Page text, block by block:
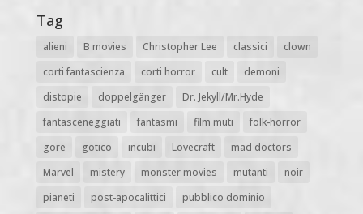
Tag
alieni B movies Christopher Lee classici
clown
corti fantascienza
corti horror cult
demoni
distopie
doppelgänger
Dr. Jekyll/Mr.Hyde
fantasceneggiati
fantasmi film muti
folk-horror
gore
gotico incubi Lovecraft
mad doctors
Marvel
mistery monster movies mutanti
noir
pianeti
post-apocalittici
pubblico dominio